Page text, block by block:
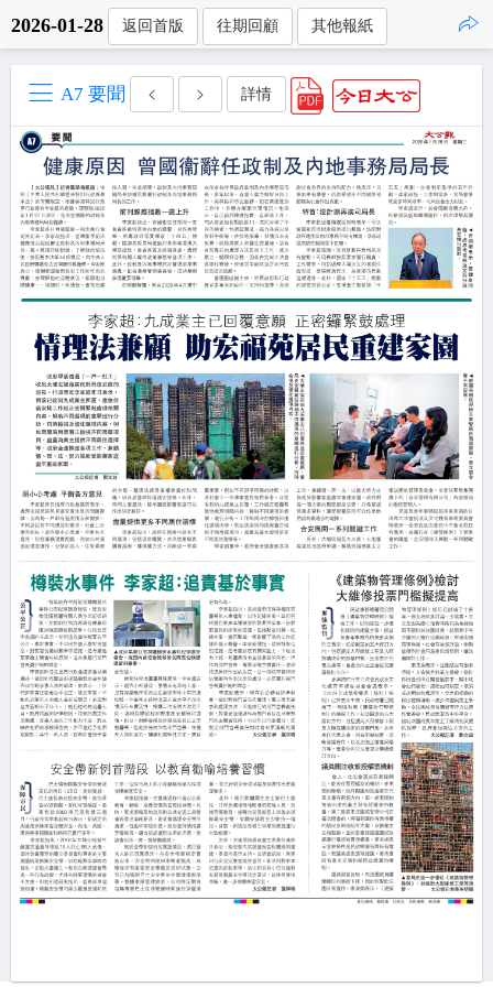
2026-01-28 返回首版 往期回顧 其他報紙
A7 要聞 詳情